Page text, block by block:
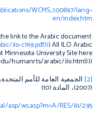
WCMS_100897/lang–
en/index.htm
link to the Arabic document:
ilo-c169.pdf))) All ILO Arabic
Minnesota University Site here
humanrts/arabic/ilo.html)))
[2] الجمعية العامة للأمم
(2007)، المادة (10)
asp/ws.asp?m=A/RES/61/295